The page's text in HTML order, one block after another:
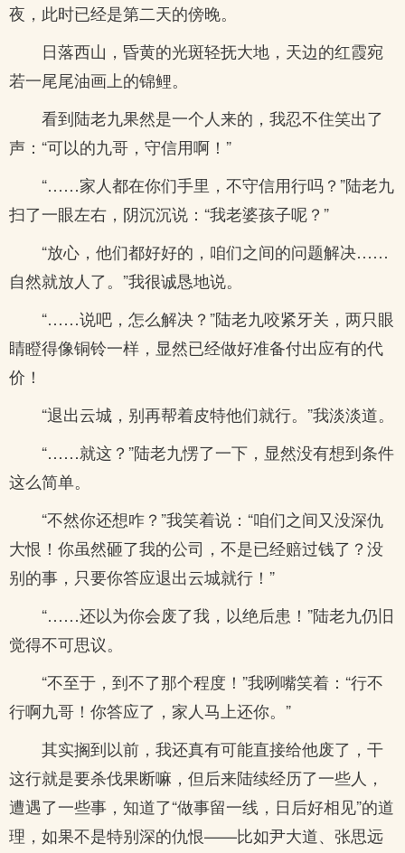
夜，此时已经是第二天的傍晚。
日落西山，昏黄的光斑轻抚大地，天边的红霞宛
若一尾尾油画上的锦鲤。
看到陆老九果然是一个人来的，我忍不住笑出了
声：“可以的九哥，守信用啊！”
“……家人都在你们手里，不守信用行吗？”陆老九
扫了一眼左右，阴沉沉说：“我老婆孩子呢？”
“放心，他们都好好的，咱们之间的问题解决……
自然就放人了。”我很诚恳地说。
“……说吧，怎么解决？”陆老九咬紧牙关，两只眼
睛瞪得像铜铃一样，显然已经做好准备付出应有的代
价！
“退出云城，别再帮着皮特他们就行。”我淡淡道。
“……就这？”陆老九愣了一下，显然没有想到条件
这么简单。
“不然你还想咋？”我笑着说：“咱们之间又没深仇
大恨！你虽然砸了我的公司，不是已经赔过钱了？没
别的事，只要你答应退出云城就行！”
“……还以为你会废了我，以绝后患！”陆老九仍旧
觉得不可思议。
“不至于，到不了那个程度！”我咧嘴笑着：“行不
行啊九哥！你答应了，家人马上还你。”
其实搁到以前，我还真有可能直接给他废了，干
这行就是要杀伐果断嘛，但后来陆续经历了一些人，
遭遇了一些事，知道了“做事留一线，日后好相见”的道
理，如果不是特别深的仇恨——比如尹大道、张思远